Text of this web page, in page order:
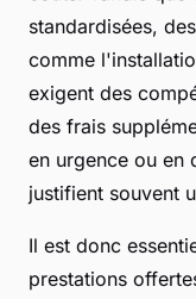
standardisées,
comme
exigent des
des frais
en urgence ou en
justifient souvent
Il est donc
prestations